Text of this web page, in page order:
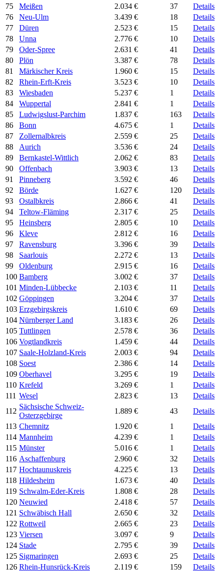
75 Meißen 2.034 € 37
Details
76
Neu-Ulm 3.439 € 18
Details
77
Düren 2.523 € 15
Details
78
Unna 2.776 € 10
Details
79
Oder-Spree 2.631 € 41
Details
80
Plön 3.387 € 78
Details
81
Märkischer Kreis 1.960 € 15
Details
82
Rhein-Erft-Kreis 3.523 € 10
Details
83
Wiesbaden 5.237 € 1
Details
84
Wuppertal 2.841 € 1
Details
85
Ludwigslust-Parchim 1.837 € 163
Details
86
Bonn 4.675 € 1
Details
87
Zollernalbkreis 2.559 € 25
Details
88
Aurich 3.536 € 24
Details
89
Bernkastel-Wittlich 2.062 € 83
Details
90
Offenbach 3.903 € 13
Details
91
Pinneberg 3.592 € 46
Details
92
Börde 1.627 € 120
Details
93
Ostalbkreis 2.866 € 41
Details
94
Teltow-Fläming 2.317 € 25
Details
95
Heinsberg 2.805 € 10
Details
96
Kleve 2.812 € 16
Details
97
Ravensburg 3.396 € 39
Details
98
Saarlouis 2.272 € 13
Details
99
Oldenburg 2.915 € 16
Details
100 Bamberg 3.002 € 37
Details
101 Minden-Lübbecke 2.103 € 11
Details
102 Göppingen 3.204 € 37
Details
103 Erzgebirgskreis 1.610 € 69
Details
104 Nürnberger Land 3.183 € 26
Details
105 Tuttlingen 2.578 € 36
Details
106 Vogtlandkreis 1.459 € 44
Details
107 Saale-Holzland-Kreis 2.003 € 94
Details
108 Soest 2.386 € 14
Details
109 Oberhavel 3.295 € 19
Details
110 Krefeld 3.269 € 1
Details
111 Wesel 2.823 € 13
Details
112
Sächsische Schweiz-
Osterzgebirge
1.889 € 43
Details
113 Chemnitz 1.920 € 1
Details
114 Mannheim 4.239 € 1
Details
115 Münster 5.016 € 1
Details
116 Aschaffenburg 2.960 € 32
Details
117 Hochtaunuskreis 4.225 € 13
Details
118 Hildesheim 1.673 € 40
Details
119 Schwalm-Eder-Kreis 1.808 € 28
Details
120 Neuwied 2.418 € 57
Details
121 Schwäbisch Hall 2.650 € 32
Details
122 Rottweil 2.665 € 23
Details
123 Viersen 3.097 € 9
Details
124 Stade 2.795 € 39
Details
125 Sigmaringen 2.693 € 25
Details
126 Rhein-Hunsrück-Kreis 2.119 € 159
Details